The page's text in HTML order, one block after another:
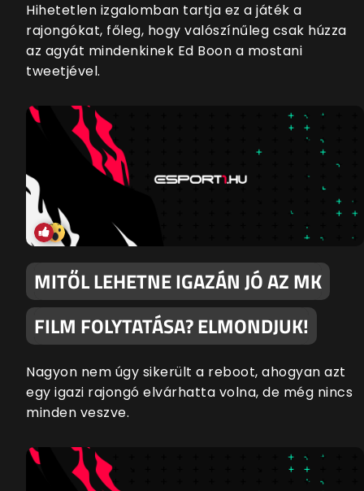
Hihetetlen izgalomban tartja ez a játék a
rajongókat, főleg, hogy valószínűleg csak húzza
az agyát mindenkinek Ed Boon a mostani
tweetjével.
MITŐL LEHETNE IGAZÁN JÓ AZ MK
FILM FOLYTATÁSA? ELMONDJUK!
Nagyon nem úgy sikerült a reboot, ahogyan azt
egy igazi rajongó elvárhatta volna, de még nincs
minden veszve.